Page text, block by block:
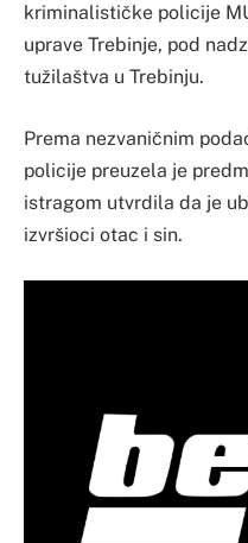
kriminalističke policije
uprave Trebinje, pod
tužilaštva u Trebinju.
Prema nezvaničnim
policije preuzela je
istragom utvrdila da je
izvršioci otac i sin.